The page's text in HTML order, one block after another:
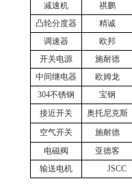
减速机
祺鹏
凸轮分度器
精诚
调速器
欧邦
开关电源
施耐德
中间继电器
欧姆龙
304不锈钢
宝钢
接近开关
奥托尼克斯
空气开关
施耐德
电磁阀
亚德客
输送电机
JSCC